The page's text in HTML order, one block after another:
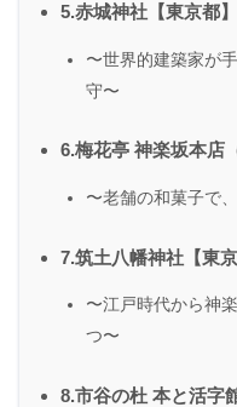
5.赤城神社【東京都】
〜世界的建築家が
守〜
6.梅花亭 神楽坂本店
〜老舗の和菓子で
7.筑土八幡神社【東京
〜江戸時代から神
つ〜
8.市谷の杜 本と活字